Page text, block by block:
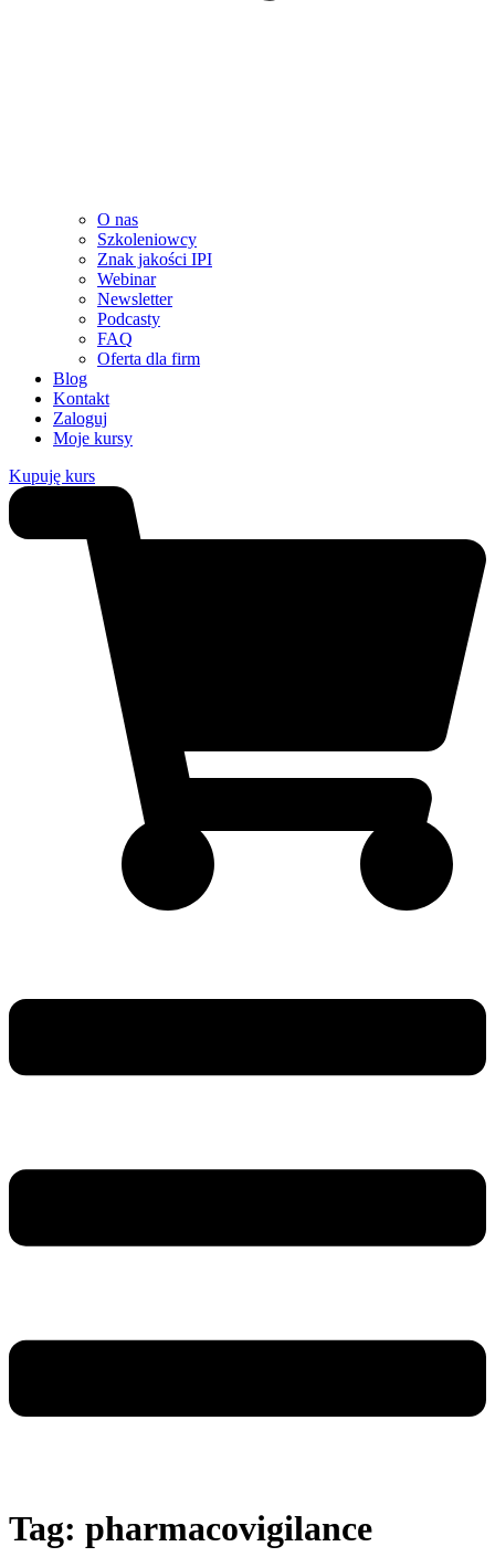
O nas
Szkoleniowcy
Znak jakości IPI
Webinar
Newsletter
Podcasty
FAQ
Oferta dla firm
Blog
Kontakt
Zaloguj
Moje kursy
Kupuję kurs
Tag: pharmacovigilance